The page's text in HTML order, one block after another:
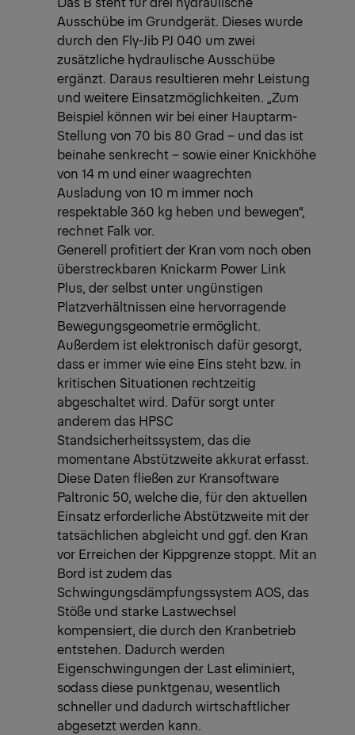
Ausschübe im Grundgerät. Dieses wurde
durch den Fly-Jib PJ 040 um zwei
zusätzliche hydraulische Ausschübe
ergänzt. Daraus resultieren mehr Leistung
und weitere Einsatzmöglichkeiten. „Zum
Beispiel können wir bei einer Hauptarm-
Stellung von 70 bis 80 Grad – und das ist
beinahe senkrecht – sowie einer Knickhöhe
von 14 m und einer waagrechten
Ausladung von 10 m immer noch
respektable 360 kg heben und bewegen“,
rechnet Falk vor.
Generell profitiert der Kran vom noch oben
überstreckbaren Knickarm Power Link
Plus, der selbst unter ungünstigen
Platzverhältnissen eine hervorragende
Bewegungsgeometrie ermöglicht.
Außerdem ist elektronisch dafür gesorgt,
dass er immer wie eine Eins steht bzw. in
kritischen Situationen rechtzeitig
abgeschaltet wird. Dafür sorgt unter
anderem das HPSC
Standsicherheitssystem, das die
momentane Abstützweite akkurat erfasst.
Diese Daten fließen zur Kransoftware
Paltronic 50, welche die, für den aktuellen
Einsatz erforderliche Abstützweite mit der
tatsächlichen abgleicht und ggf. den Kran
vor Erreichen der Kippgrenze stoppt. Mit an
Bord ist zudem das
Schwingungsdämpfungssystem AOS, das
Stöße und starke Lastwechsel
kompensiert, die durch den Kranbetrieb
entstehen. Dadurch werden
Eigenschwingungen der Last eliminiert,
sodass diese punktgenau, wesentlich
schneller und dadurch wirtschaftlicher
abgesetzt werden kann.